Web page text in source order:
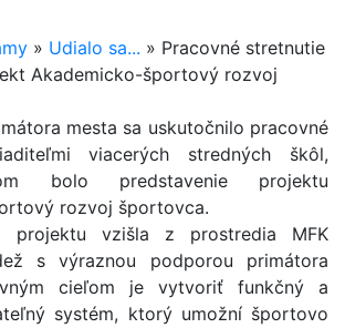
» Udialo sa... » Pracovné stretnutie
Akademicko-športový rozvoj
mesta sa uskutočnilo pracovné
viacerých stredných škôl,
bolo predstavenie projektu
rozvoj športovca.
projektu vzišla z prostredia MFK
s výraznou podporou primátora
cieľom je vytvoriť funkčný a
systém, ktorý umožní športovo